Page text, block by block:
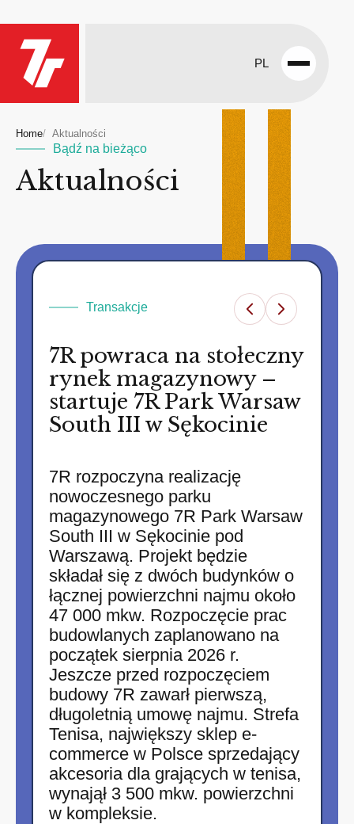
PL
Open
Home Aktualności
Bądź na bieżąco
Aktualności
Transakcje
7R powraca na stołeczny
rynek magazynowy –
startuje 7R Park Warsaw
South III w Sękocinie
7R rozpoczyna realizację
nowoczesnego parku
magazynowego 7R Park Warsaw
South III w Sękocinie pod
Warszawą. Projekt będzie
składał się z dwóch budynków o
łącznej powierzchni najmu około
47 000 mkw. Rozpoczęcie prac
budowlanych zaplanowano na
początek sierpnia 2026 r.
Jeszcze przed rozpoczęciem
budowy 7R zawarł pierwszą,
długoletnią umowę najmu. Strefa
Tenisa, największy sklep e-
commerce w Polsce sprzedający
akcesoria dla grających w tenisa,
wynajął 3 500 mkw. powierzchni
w kompleksie.